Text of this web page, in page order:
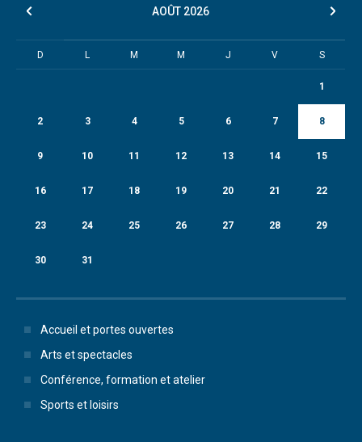
AOÛT 2026
D L M M J V S
1
2 3 4 5 6 7 8
9 10 11 12 13 14 15
16 17 18 19 20 21 22
23 24 25 26 27 28 29
30 31
Accueil et portes ouvertes
Arts et spectacles
Conférence, formation et atelier
Sports et loisirs